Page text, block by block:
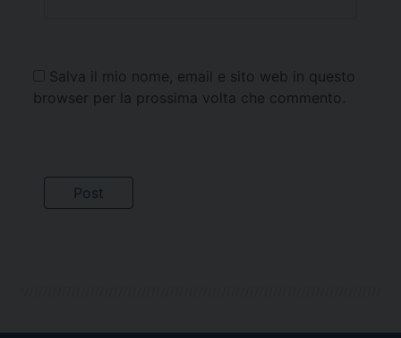
Salva il mio nome, email e sito web in questo
browser per la prossima volta che commento.